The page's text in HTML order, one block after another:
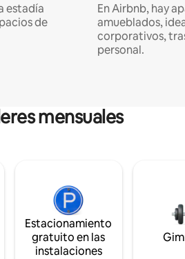
estadía
de
En Airbnb, hay
amueblados,
corporativos,
personal.
mensuales
Estacionamiento
gratuito en las
instalaciones